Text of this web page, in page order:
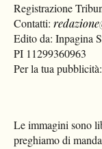
Registrazione
Contatti:
Edito da: Inpagina
PI 11299360963
Per la tua
Le immagini sono
preghiamo di